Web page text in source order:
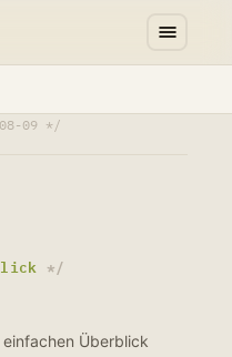
09 */
Überblick